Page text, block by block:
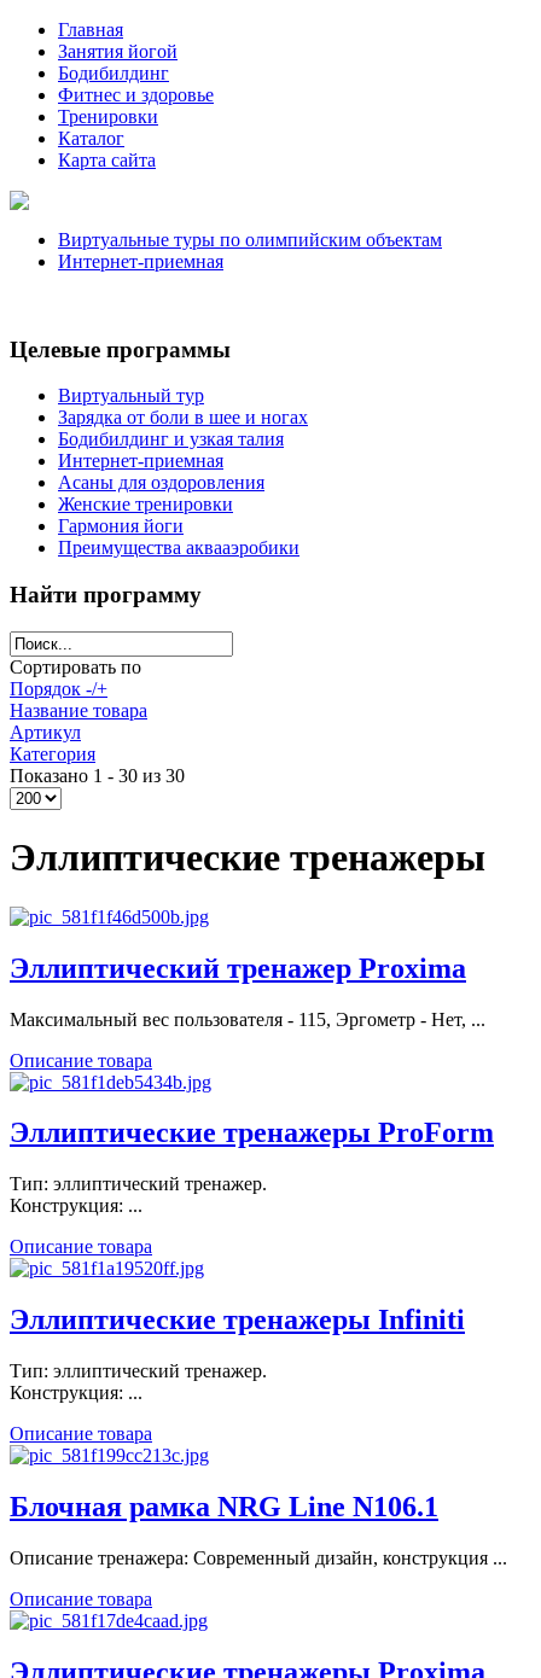
Главная
Занятия йогой
Бодибилдинг
Фитнес и здоровье
Тренировки
Каталог
Карта сайта
Виртуальные туры по олимпийским объектам
Интернет-приемная
Целевые программы
Виртуальный тур
Зарядка от боли в шее и ногах
Бодибилдинг и узкая талия
Интернет-приемная
Асаны для оздоровления
Женские тренировки
Гармония йоги
Преимущества аквааэробики
Найти программу
Сортировать по
Порядок -/+
Название товара
Артикул
Категория
Показано 1 - 30 из 30
Эллиптические тренажеры
Эллиптический тренажер Proxima
Максимальный вес пользователя - 115, Эргометр - Нет, ...
Описание товара
Эллиптические тренажеры ProForm
Тип: эллиптический тренажер.
Конструкция: ...
Описание товара
Эллиптические тренажеры Infiniti
Тип: эллиптический тренажер.
Конструкция: ...
Описание товара
Блочная рамка NRG Line N106.1
Описание тренажера: Современный дизайн, конструкция ...
Описание товара